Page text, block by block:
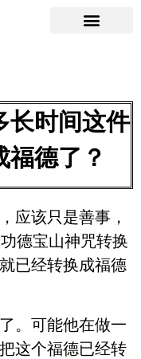
长时间这件
福德了？
应该只是善事，
德宝山神咒转换
已经转换成福德
。可能他在做一
这个福德已经转